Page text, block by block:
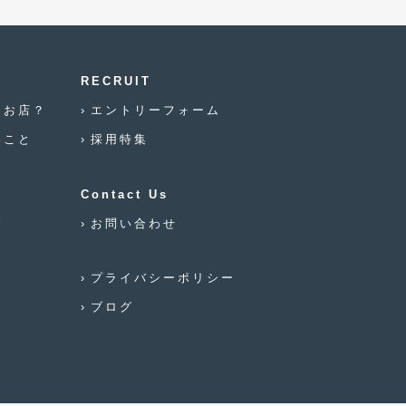
2021年7月(7)
2021年4月 (1)
2021年1月 (2)
2020年12月(2)
店？
と
RECRUIT
エントリーフォーム
採用特集
Contact Us
お問い合わせ
プライバシーポリシー
ブログ